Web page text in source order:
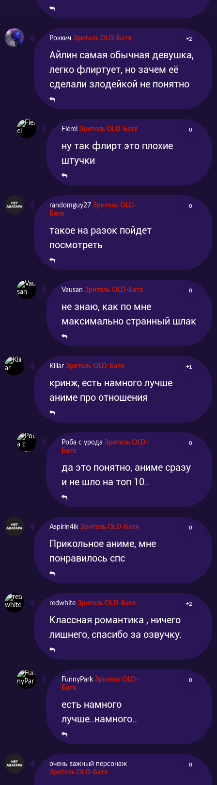
Роккич Зритель OLD-Батя +2
Айлин самая обычная девушка,
легко флиртует, но зачем её
сделали злодейкой не понятно
Fierel Зритель OLD-Батя 0
ну так флирт это плохие
штучки
randomguy27 Зритель OLD-
Батя
0
такое на разок пойдет
посмотреть
Vausan Зритель OLD-Батя 0
не знаю, как по мне
максимально странный шлак
Killar Зритель OLD-Батя +1
кринж, есть намного лучше
аниме про отношения
Роба с урода Зритель OLD-
Батя
0
да это понятно, аниме сразу
и не шло на топ 10..
Aspirin4ik Зритель OLD-Батя 0
Прикольное аниме, мне
понравилось спс
redwhite Зритель OLD-Батя +2
Классная романтика , ничего
лишнего, спасибо за озвучку.
FunnyPark Зритель OLD-
Батя
0
есть намного
лучше..намного..
очень важный персонаж
Зритель OLD-Батя
0